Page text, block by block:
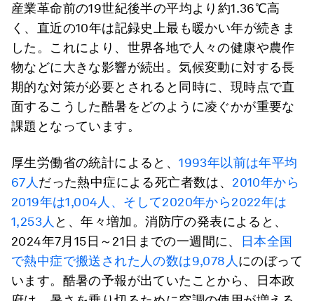
産業革命前の19世紀後半の平均より約1.36℃高
く、直近の10年は記録史上最も暖かい年が続きま
した。これにより、世界各地で人々の健康や農作
物などに大きな影響が続出。気候変動に対する長
期的な対策が必要とされると同時に、現時点で直
面するこうした酷暑をどのように凌ぐかが重要な
課題となっています。
厚生労働省の統計によると、1993年以前は年平均
67人 だった熱中症による死亡者数は、 2010年から
2019年は1,004人、そして2020年から2022年は
1,253人 と、年々増加。消防庁の発表によると、
2024年7月15日～21日までの一週間に、
日本全国
で熱中症で搬送された人の数は9,078人 にのぼって
います。酷暑の予報が出ていたことから、日本政